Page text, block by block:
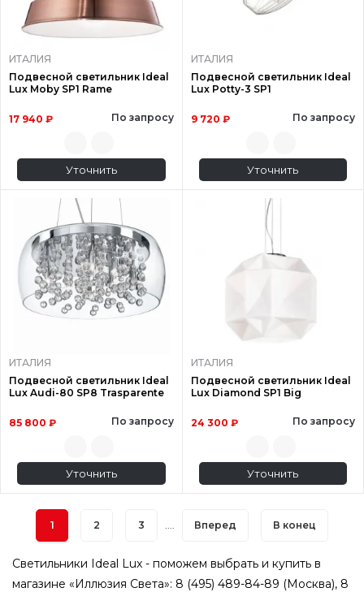
ИТАЛИЯ
Подвесной светильник Ideal
Lux Moby SP1 Rame
17 940 ₽ По запросу
Уточнить
ИТАЛИЯ
Подвесной светильник Ideal
Lux Potty-3 SP1
9 720 ₽ По запросу
Уточнить
ИТАЛИЯ
Подвесной светильник Ideal
Lux Audi-80 SP8 Trasparente
85 800 ₽ По запросу
Уточнить
ИТАЛИЯ
Подвесной светильник Ideal
Lux Diamond SP1 Big
24 300 ₽ По запросу
Уточнить
1 2 3 Вперед В конец
Светильники Ideal Lux - поможем выбрать и купить в
магазине «Иллюзия Света»: 8 (495) 489-84-89 (Москва), 8